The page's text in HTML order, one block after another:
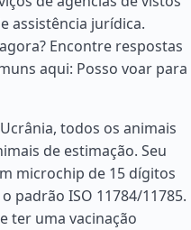
assistência jurídica.
Encontre respostas
aqui: Posso voar para
todos os animais
de estimação. Seu
microchip de 15 dígitos
padrão ISO 11784/11785.
ter uma vacinação